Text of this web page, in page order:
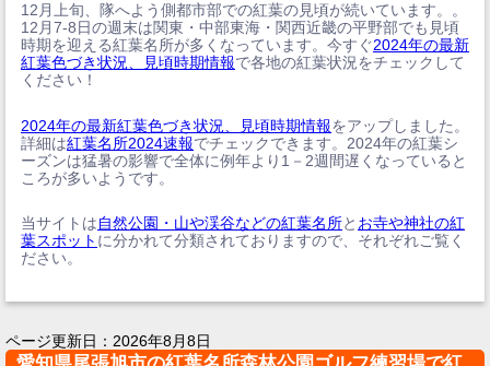
12月上旬、隊へよう側都市部での紅葉の見頃が続いています。。
12月7-8日の週末は関東・中部東海・関西近畿の平野部でも見頃
時期を迎える紅葉名所が多くなっています。今すぐ2024年の最新
紅葉色づき状況、見頃時期情報で各地の紅葉状況をチェックして
ください！
2024年の最新紅葉色づき状況、見頃時期情報をアップしました。
詳細は紅葉名所2024速報でチェックできます。2024年の紅葉シ
ーズンは猛暑の影響で全体に例年より1－2週間遅くなっていると
ころが多いようです。
当サイトは自然公園・山や渓谷などの紅葉名所と お寺や神社の紅
葉スポット に分かれて分類されておりますので、それぞれご覧く
ださい。
ページ更新日： 2026年8月8日